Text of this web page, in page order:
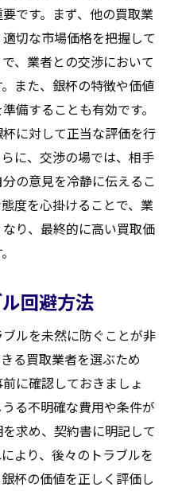
です。まず、他の買取業
切な市場価格を把握して
、業者との交渉において
また、銀杯の特徴や価値
備することも有効です。
に対して正当な評価を行
に、交渉の場では、相手
の意見を冷静に伝えるこ
度を心掛けることで、業
り、最終的に高い買取価
回避方法
ルを未然に防ぐことが非
る買取業者を選ぶため
に確認しておきましょ
る不明確な費用や条件が
求め、契約書に明記して
より、後々のトラブルを
杯の価値を正しく評価し